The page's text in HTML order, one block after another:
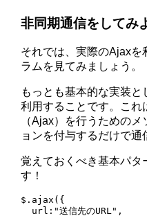
非同期通信をしてみ
それでは、実際のAjaxを
ラムを見てみましょう。
もっとも基本的な実装
利用することです。こ
（Ajax）を行うための
ョンを付与するだけで通
覚えておくべき基本パ
す！
$.ajax({